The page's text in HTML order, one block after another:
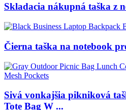
Skladacia nákupná taška z
Čierna taška na notebook
Sivá vonkajšia pikniková
Tote Bag W ...